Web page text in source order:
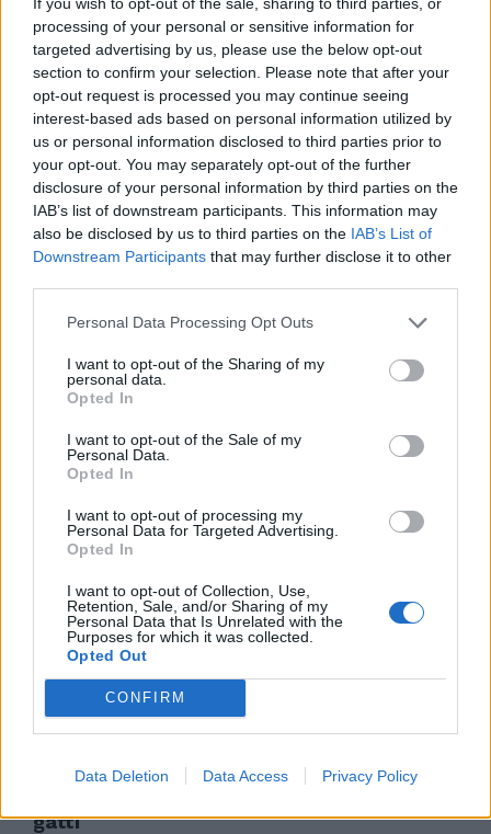
processing of your personal or sensitive information for
targeted advertising by us, please use the below opt-out
section to confirm your selection. Please note that after your
opt-out request is processed you may continue seeing
interest-based ads based on personal information utilized by
us or personal information disclosed to third parties prior to
your opt-out. You may separately opt-out of the further
disclosure of your personal information by third parties on the
IAB’s list of downstream participants. This information may
also be disclosed by us to third parties on the IAB’s List of
Downstream Participants that may further disclose it to other
Personal Data Processing Opt Outs
I want to opt-out of the Sharing of my
personal data.
Opted In
I want to opt-out of the Sale of my
Personal Data.
Opted In
I want to opt-out of processing my
Personal Data for Targeted Advertising.
Opted In
I want to opt-out of Collection, Use,
Retention, Sale, and/or Sharing of my
Personal Data that Is Unrelated with the
Purposes for which it was collected.
Opted Out
CONFIRM
Data Deletion Data Access Privacy Policy
mercatino rionale mentre
tentavano di vendere un pc
rubato.
06/01/2013
6Un mercatino di Natale sui
generis realizzato dai detenuti.
31/12/2011
mercatino dei detenuti
5L'Agenzia Capitolina sulle
Tossicodipendenze partecipa a
«Evasioni Romane», il mercatino
di Natale dove acquistare i
prodotti realizzati dai detenuti
programma f
25/12/2011
Il mercatino coi prodotti dei
detenuti
gatti